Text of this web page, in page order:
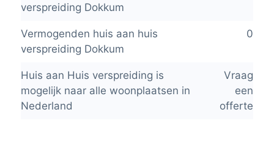
verspreiding Dokkum
Vermogenden huis aan huis
verspreiding Dokkum
0
Huis aan Huis verspreiding is
mogelijk naar alle woonplaatsen in
Nederland
Vraag
een
offerte